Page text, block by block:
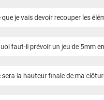
que je vais devoir recouper les
faut-il prévoir un jeu de 5mm
sera la hauteur finale de ma